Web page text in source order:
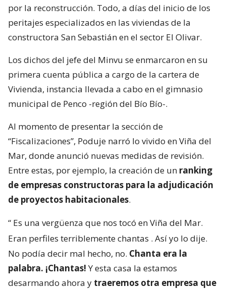
por la reconstrucción. Todo, a días del inicio de los
peritajes especializados en las viviendas de la
constructora San Sebastián en el sector El Olivar.
Los dichos del jefe del Minvu se enmarcaron en su
primera cuenta pública a cargo de la cartera de
Vivienda, instancia llevada a cabo en el gimnasio
municipal de Penco -región del Bío Bío-.
Al momento de presentar la sección de
“Fiscalizaciones”, Poduje narró lo vivido en Viña del
Mar, donde anunció nuevas medidas de revisión.
Entre estas, por ejemplo, la creación de un ranking
de empresas constructoras para la adjudicación
de proyectos habitacionales.
“ Es una vergüenza que nos tocó en Viña del Mar.
Eran perfiles terriblemente chantas . Así yo lo dije.
No podía decir mal hecho, no. Chanta era la
palabra. ¡Chantas!Y esta casa la estamos
desarmando ahora y traeremos otra empresa que